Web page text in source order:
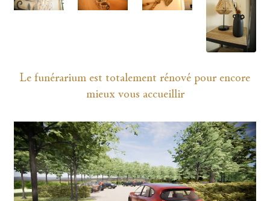
Le funérarium est totalement rénové pour encore
mieux vous accueillir